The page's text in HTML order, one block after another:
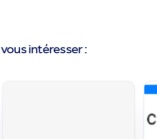
intéresser :